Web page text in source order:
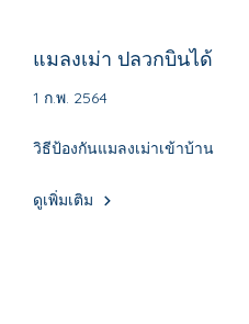
แมลงเม่า ปลวกบินได้
1 ก.พ. 2564
วิธีป้องกันแมลงเม่าเข้าบ้าน
ดูเพิ่มเติม